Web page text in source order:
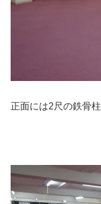
正面には2尺の鉄骨